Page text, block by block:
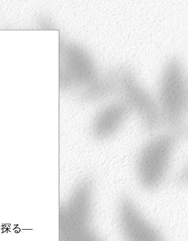
る​―